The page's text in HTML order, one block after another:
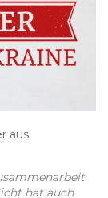
aus
hat auch